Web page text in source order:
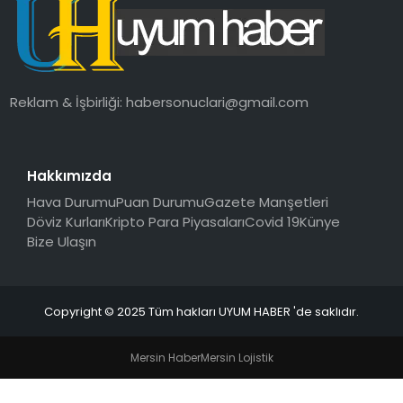
SAĞLIK
MAGAZIN
Reklam & İşbirliği:habersonuclari@gmail.com
Hakkımızda
Hava DurumuPuan DurumuGazete Manşetleri
Döviz KurlarıKripto Para PiyasalarıCovid 19Künye
Bize Ulaşın
Copyright © 2025 Tüm hakları UYUM HABER 'de saklıdır.
Mersin HaberMersin Lojistik